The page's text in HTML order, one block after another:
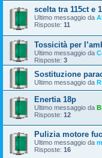
scelta tra 115ct e
Ultimo messaggio da
Risposte: 11
Tossicità per
Ultimo messaggio da
Risposte: 3
Sostituzione
Ultimo messaggio da
Enertia 18p
Ultimo messaggio da
Risposte: 12
Pulizia motore
Ultimo messaggio da
Risposte: 16